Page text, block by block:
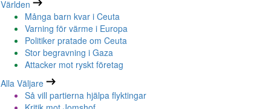
Världen
Många barn kvar i Ceuta
Varning för värme i Europa
Politiker pratade om Ceuta
Stor begravning i Gaza
Attacker mot ryskt företag
Alla Väljare
Så vill partierna hjälpa flyktingar